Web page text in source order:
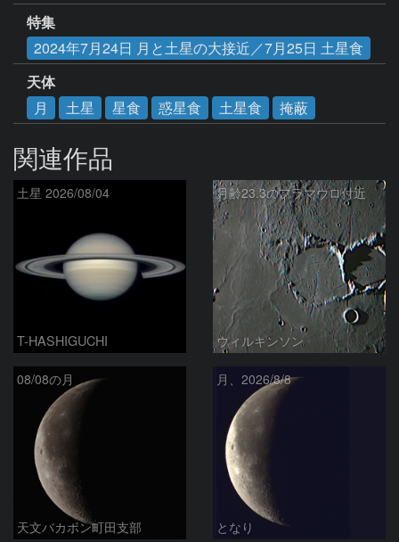
特集
2024年7月24日 月と土星の大接近／7月25日 土星食
天体
月
土星 星食 惑星食 土星食 掩蔽
関連作品
土星 2026/08/04
T-HASHIGUCHI
月齢23.3のフラマウロ付近
ウィルキンソン
08/08の月
天文バカボン町田支部
月、2026/8/8
となり